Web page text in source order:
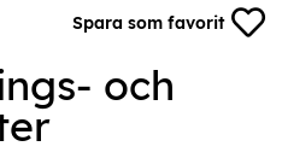
Spara som favorit
och